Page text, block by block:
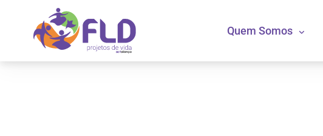
Quem Somos